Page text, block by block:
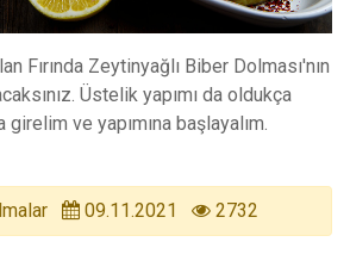
Fırında Zeytinyağlı Biber Dolması'nın
Üstelik yapımı da oldukça
ve yapımına başlayalım.
09.11.2021 2732